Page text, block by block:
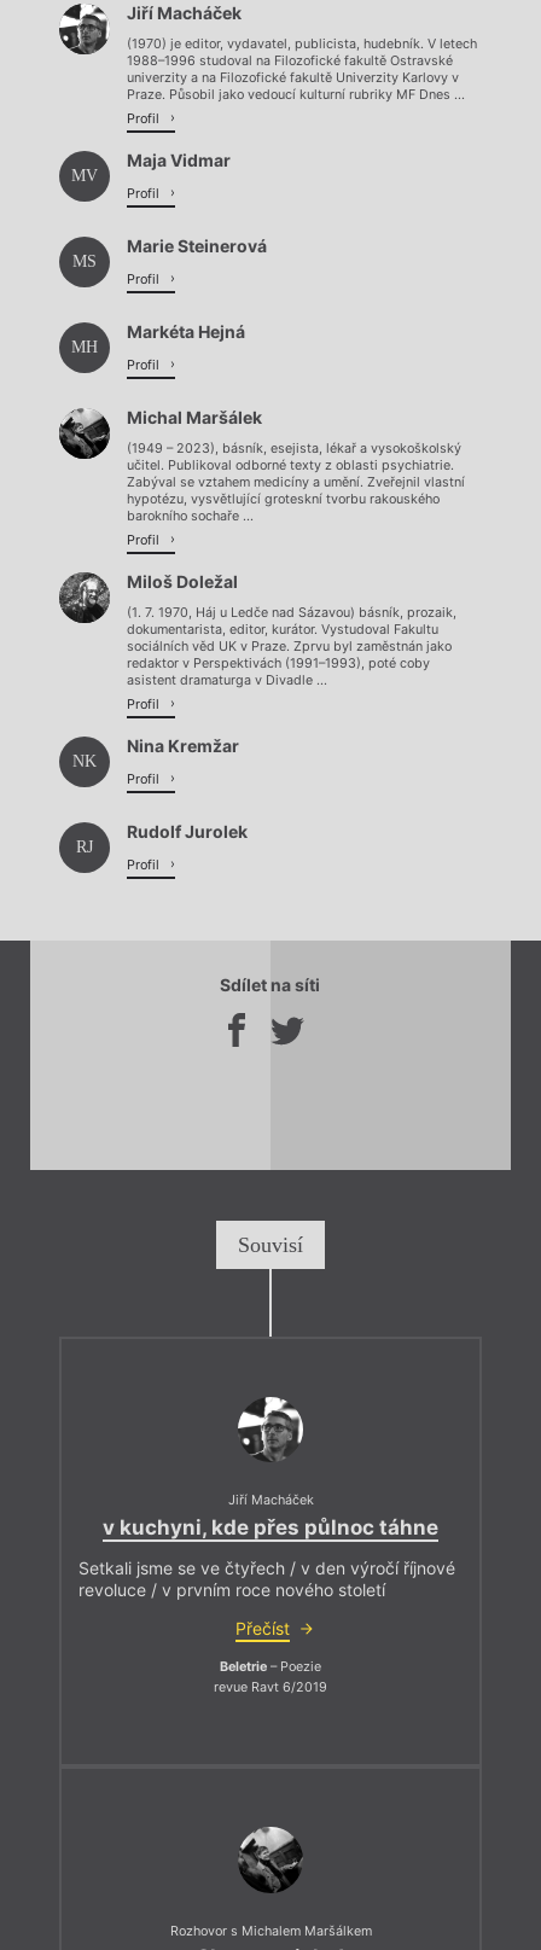
Jiří Macháček
(1970) je editor, vydavatel, publicista, hudebník. V letech
1988–1996 studoval na Filozofické fakultě Ostravské
univerzity a na Filozofické fakultě Univerzity Karlovy v
Praze. Působil jako vedoucí kulturní rubriky MF Dnes ...
Profil
MV
Maja Vidmar
Profil
MS
Marie Steinerová
Profil
MH
Markéta Hejná
Profil
Michal Maršálek
(1949 – 2023), básník, esejista, lékař a vysokoškolský
učitel. Publikoval odborné texty z oblasti psychiatrie.
Zabýval se vztahem medicíny a umění. Zveřejnil vlastní
hypotézu, vysvětlující groteskní tvorbu rakouského
barokního sochaře ...
Profil
Miloš Doležal
(1. 7. 1970, Háj u Ledče nad Sázavou) básník, prozaik,
dokumentarista, editor, kurátor. Vystudoval Fakultu
sociálních věd UK v Praze. Zprvu byl zaměstnán jako
redaktor v Perspektivách (1991–1993), poté coby
asistent dramaturga v Divadle ...
Profil
NK
Nina Kremžar
Profil
RJ
Rudolf Jurolek
Profil
Sdílet na síti
Souvisí
Jiří Macháček
v kuchyni, kde přes půlnoc táhne
Setkali jsme se ve čtyřech / v den výročí říjnové
revoluce / v prvním roce nového století
Přečíst
Beletrie – Poezie
revue Ravt 6/2019
Rozhovor s Michalem Maršálkem